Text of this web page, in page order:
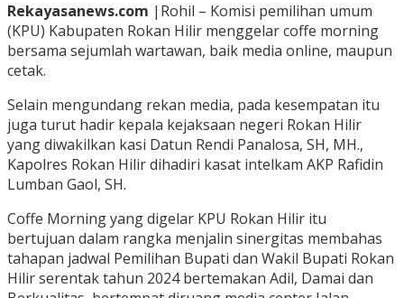
Rekayasanews.com |Rohil – Komisi pemilihan umum
(KPU) Kabupaten Rokan Hilir menggelar coffe morning
bersama sejumlah wartawan, baik media online, maupun
cetak.
Selain mengundang rekan media, pada kesempatan itu
juga turut hadir kepala kejaksaan negeri Rokan Hilir
yang diwakilkan kasi Datun Rendi Panalosa, SH, MH.,
Kapolres Rokan Hilir dihadiri kasat intelkam AKP Rafidin
Lumban Gaol, SH.
Coffe Morning yang digelar KPU Rokan Hilir itu
bertujuan dalam rangka menjalin sinergitas membahas
tahapan jadwal Pemilihan Bupati dan Wakil Bupati Rokan
Hilir serentak tahun 2024 bertemakan Adil, Damai dan